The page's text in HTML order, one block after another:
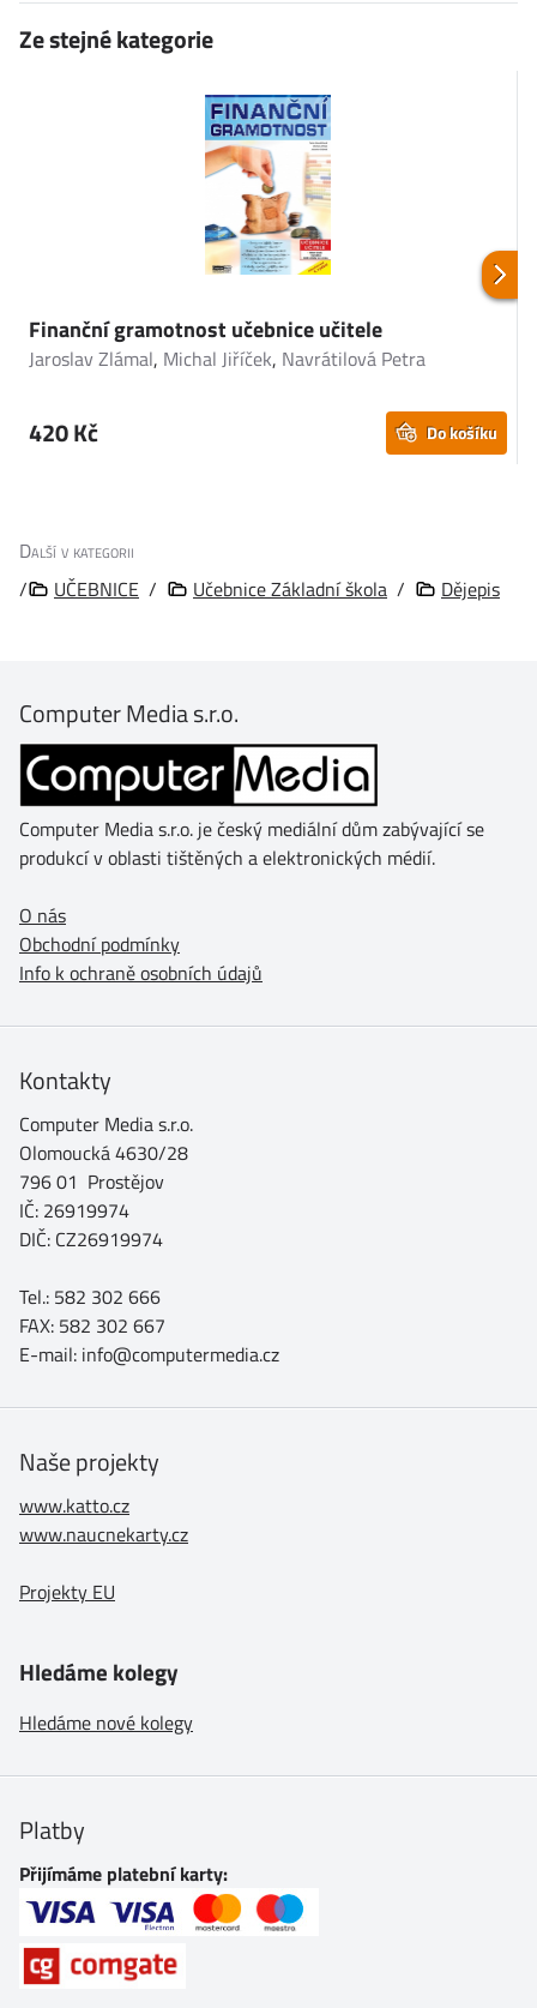
Ze stejné kategorie
Finanční gramotnost učebnice učitele
Jaroslav Zlámal, Michal Jiříček, Navrátilová Petra
420 Kč Do košíku
Další v kategorii
/
UČEBNICE / Učebnice Základní škola / Dějepis
Computer Media s.r.o.
Computer Media s.r.o. je český mediální dům zabývající se
produkcí v oblasti tištěných a elektronických médií.
O nás
Obchodní podmínky
Info k ochraně osobních údajů
Kontakty
Computer Media s.r.o.
Olomoucká 4630/28
796 01 Prostějov
IČ: 26919974
DIČ: CZ26919974
Tel.: 582 302 666
FAX: 582 302 667
E-mail: info@computermedia.cz
Naše projekty
www.katto.cz
www.naucnekarty.cz
Projekty EU
Hledáme kolegy
Hledáme nové kolegy
Platby
Přijímáme platební karty: